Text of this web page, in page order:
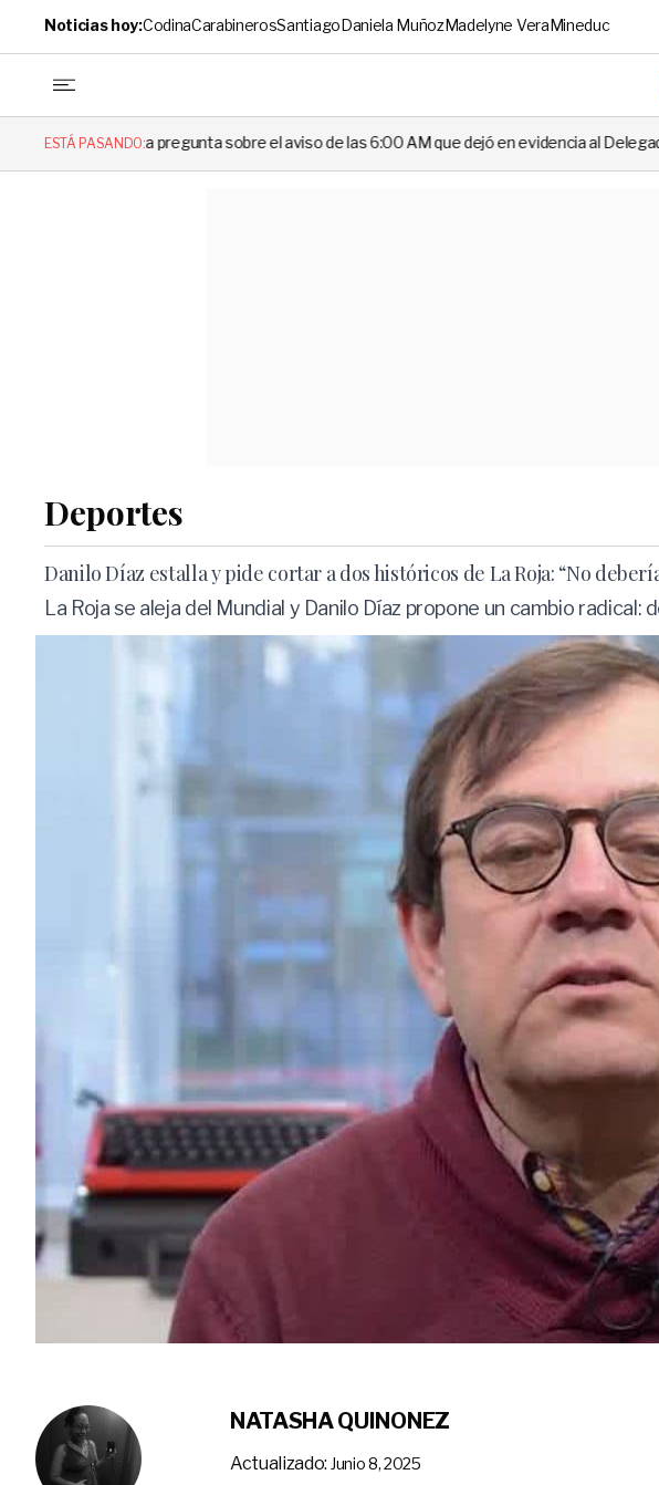
Noticias hoy:CodinaCarabinerosSantiagoDaniela MuñozMadelyne VeraMineduc
ESTÁ PASANDO:
sobre el aviso de las 6:00 AM que dejó en evidencia al Delegado Escándalo
Deportes
Danilo Díaz estalla y pide cortar a dos históricos de La Roja: “No
La Roja se aleja del Mundial y Danilo Díaz propone un cambio
NATASHA QUINONEZ
Actualizado: Junio 8, 2025